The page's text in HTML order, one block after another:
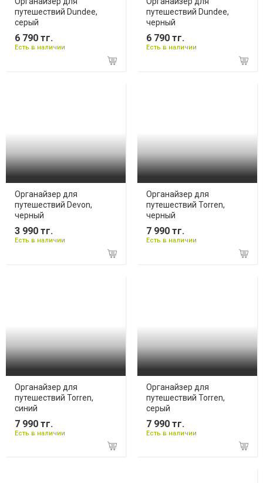
путешествий Dundee,
серый
6 790 тг.
Есть в наличии
путешествий Dundee,
черный
6 790 тг.
Есть в наличии
Органайзер для
путешествий Devon,
черный
3 990 тг.
Есть в наличии
Органайзер для
путешествий Torren,
черный
7 990 тг.
Есть в наличии
Органайзер для
путешествий Torren,
синий
7 990 тг.
Есть в наличии
Органайзер для
путешествий Torren,
серый
7 990 тг.
Есть в наличии